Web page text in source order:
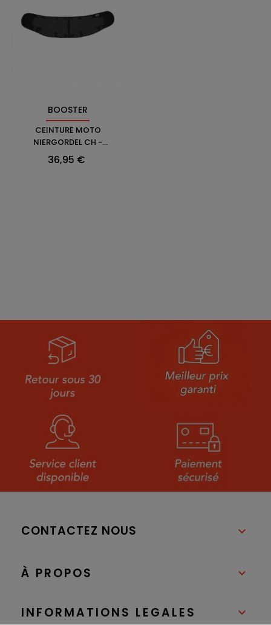
BOOSTER
CEINTURE MOTO
NIERGORDEL CH -
BOOSTER
Prix
36,95 €
CONTACTEZ NOUS 
À PROPOS 
INFORMATIONS LEGALES 